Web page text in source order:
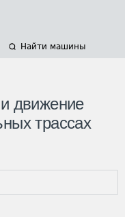
Найти машины
движение
трассах